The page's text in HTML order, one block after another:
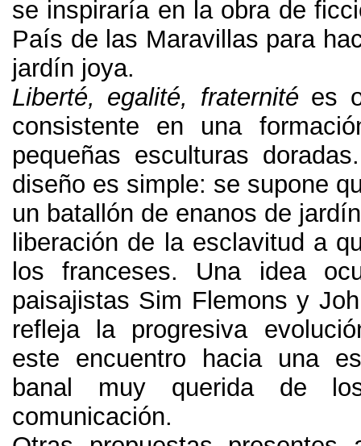
se inspiraría en la obra de
País de las Maravillas para
jardín joya.
Liberté, egalité, fraternité es
consistente en una
pequeñas esculturas doradas
diseño es simple: se supone
un batallón de enanos de
liberación de la esclavitud a
los franceses. Una idea
paisajistas Sim Flemons y
refleja la progresiva
este encuentro hacia una
banal muy querida de
comunicación.